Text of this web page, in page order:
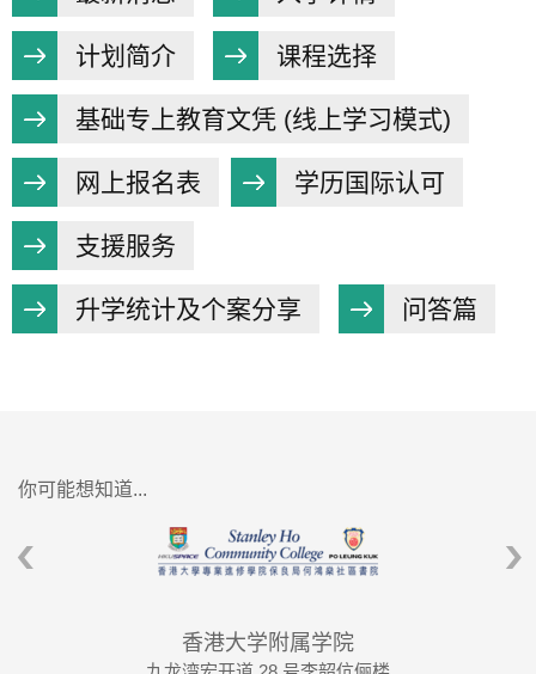
计划简介 课程选择
基础专上教育文凭 (线上学习模式)
网上报名表 学历国际认可
支援服务
升学统计及个案分享 问答篇
你可能想知道...
香港大学附属学院